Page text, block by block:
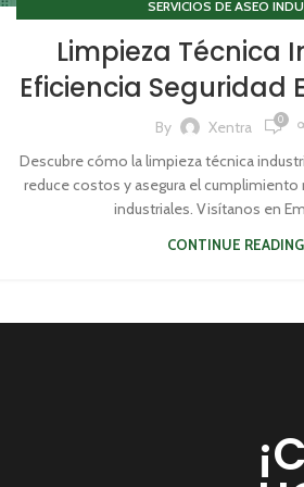
SERVICIOS DE ASEO
Limpieza Técnica
Eficiencia Seguridad
By Xentra 0
Descubre cómo la limpieza técnica
reduce costos y asegura el
industriales. Visítanos en
CONTINUE READING